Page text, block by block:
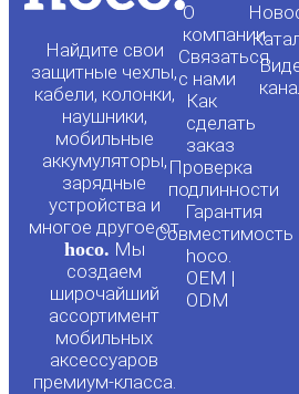
Найдите свои
защитные чехлы,
кабели, колонки,
наушники,
мобильные
аккумуляторы,
зарядные
устройства и
многое другое от
hoco. Мы
создаем
широчайший
ассортимент
мобильных
аксессуаров
премиум-класса.
О
компании
Связаться
с нами
Как
сделать
заказ
Проверка
подлинности
Гарантия
Совместимость
hoco.
OEM |
ODM